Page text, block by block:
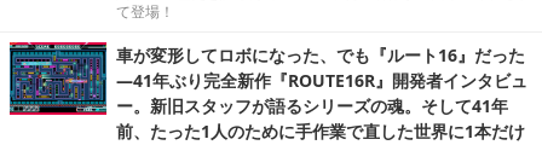
て登場！
車が変形してロボになった、でも『ルート16』だった
―41年ぶり完全新作『ROUTE16R』開発者インタビュ
ー。新旧スタッフが語るシリーズの魂。そして41年
前、たった1人のために手作業で直した世界に1本だけ